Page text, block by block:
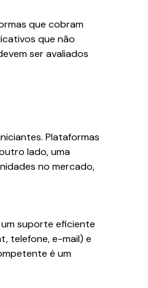
que cobram
que não
ser avaliados
Plataformas
lado, uma
no mercado,
suporte eficiente
telefone, e-mail) e
é um